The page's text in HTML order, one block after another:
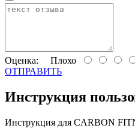
Оценка: Плохо
ОТПРАВИТЬ
Инструкция
Инструкция для CARBON